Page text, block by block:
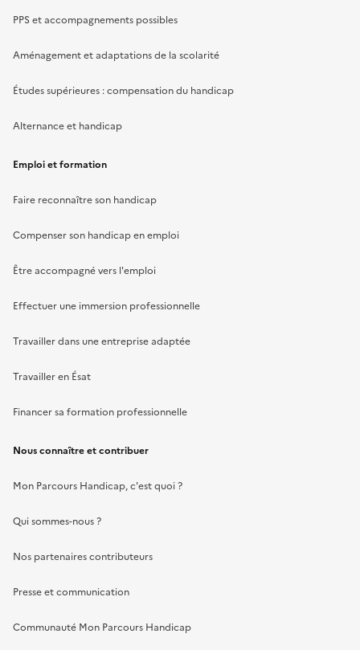
PPS et accompagnements possibles
Aménagement et adaptations de la scolarité
Études supérieures : compensation du handicap
Alternance et handicap
Emploi et formation
Faire reconnaître son handicap
Compenser son handicap en emploi
Être accompagné vers l'emploi
Effectuer une immersion professionnelle
Travailler dans une entreprise adaptée
Travailler en Ésat
Financer sa formation professionnelle
Nous connaître et contribuer
Mon Parcours Handicap, c'est quoi ?
Qui sommes-nous ?
Nos partenaires contributeurs
Presse et communication
Communauté Mon Parcours Handicap